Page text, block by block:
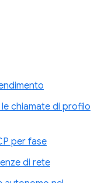
chiamate di profilo
per fase
di rete